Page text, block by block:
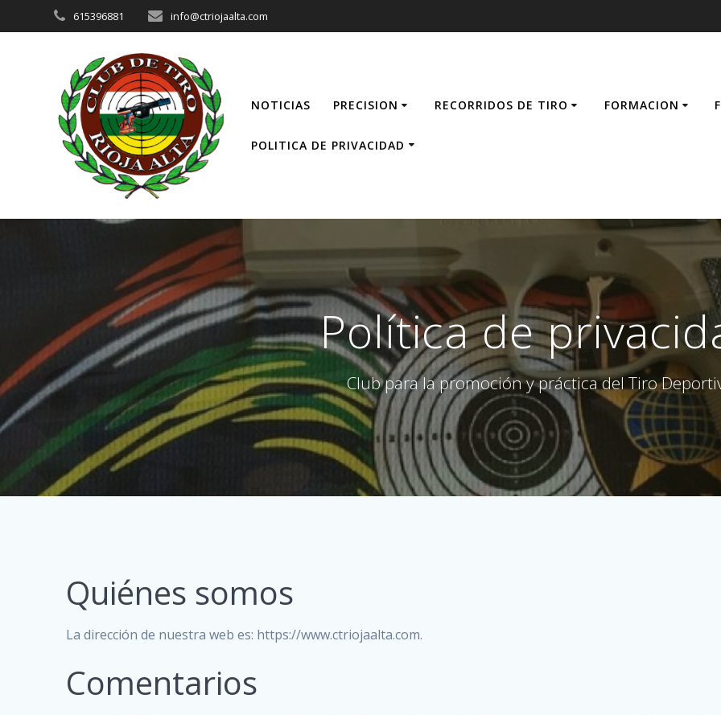
al
615396881 info@ctriojaalta.com
NOTICIAS PRECISION RECORRIDOS DE TIRO FORMACION
POLITICA DE PRIVACIDAD
Política de
Club para la promoción y práctica del Tiro
Quiénes somos
La dirección de nuestra web es: https://www.ctriojaalta.com.
Comentarios